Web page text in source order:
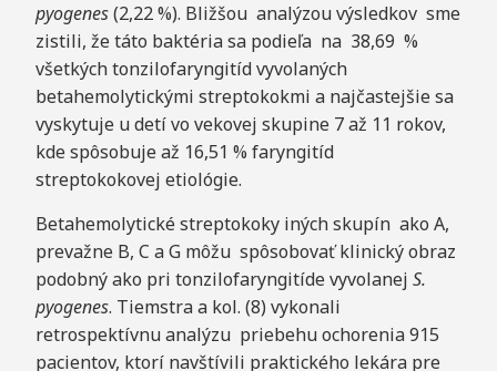
pyogenes(2,22 %). Bližšou analýzou výsledkov sme
zistili, že táto baktéria sa podieľa na 38,69 %
všetkých tonzilofaryngitíd vyvolaných
betahemolytickými streptokokmi a najčastejšie sa
vyskytuje u detí vo vekovej skupine 7 až 11 rokov,
kde spôsobuje až 16,51 % faryngitíd
streptokokovej etiológie.
Betahemolytické streptokoky iných skupín ako A,
prevažne B, C a G môžu spôsobovať klinický obraz
podobný ako pri tonzilofaryngitíde vyvolanej S.
pyogenes. Tiemstra a kol. (8) vykonali
retrospektívnu analýzu priebehu ochorenia 915
pacientov, ktorí navštívili praktického lekára pre